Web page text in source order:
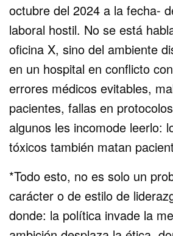
octubre del 2024 a la fecha-
laboral hostil. No se está
oficina X, sino del ambiente
en un hospital en conflicto
errores médicos evitables,
pacientes, fallas en
algunos les incomode leerlo:
tóxicos también matan
*Todo esto, no es solo un
carácter o de estilo de
donde: la política invade la